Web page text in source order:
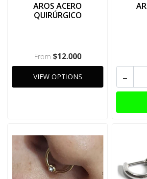
AROS ACERO
QUIRÚRGICO
From $12.000
VIEW OPTIONS -